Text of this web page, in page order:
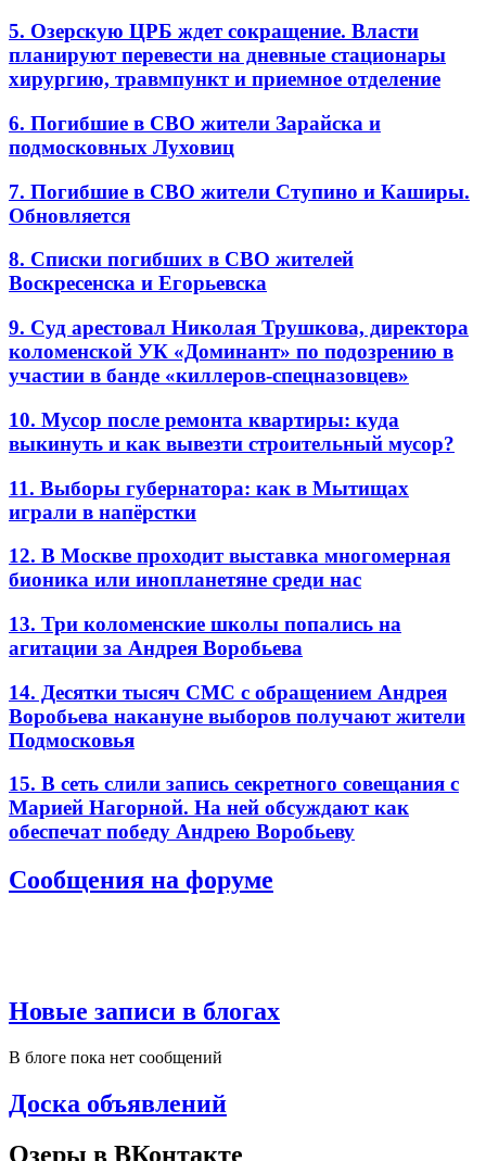
5. Озерскую ЦРБ ждет сокращение. Власти
планируют перевести на дневные стационары
хирургию, травмпункт и приемное отделение
6. Погибшие в СВО жители Зарайска и
подмосковных Луховиц
7. Погибшие в СВО жители Ступино и Каширы.
Обновляется
8. Списки погибших в СВО жителей
Воскресенска и Егорьевска
9. Суд арестовал Николая Трушкова, директора
коломенской УК «Доминант» по подозрению в
участии в банде «киллеров-спецназовцев»
10. Мусор после ремонта квартиры: куда
выкинуть и как вывезти строительный мусор?
11. Выборы губернатора: как в Мытищах
играли в напёрстки
12. В Москве проходит выставка многомерная
бионика или инопланетяне среди нас
13. Три коломенские школы попались на
агитации за Андрея Воробьева
14. Десятки тысяч СМС с обращением Андрея
Воробьева накануне выборов получают жители
Подмосковья
15. В сеть слили запись секретного совещания с
Марией Нагорной. На ней обсуждают как
обеспечат победу Андрею Воробьеву
Сообщения на форуме
Новые записи в блогах
В блоге пока нет сообщений
Доска объявлений
Озеры в ВКонтакте